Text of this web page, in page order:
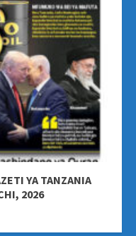
YA TANZANIA
2026